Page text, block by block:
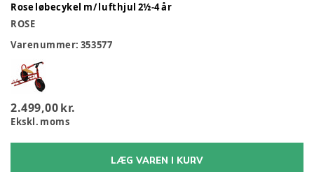
Rose løbecykel m/ lufthjul 2½-4 år
ROSE
Varenummer: 353577
2.499,00 kr.
Ekskl. moms
LÆG VAREN I KURV